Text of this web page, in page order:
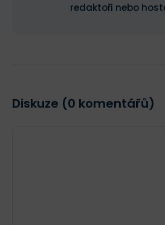
redaktoři nebo
Diskuze (0 komentářů)